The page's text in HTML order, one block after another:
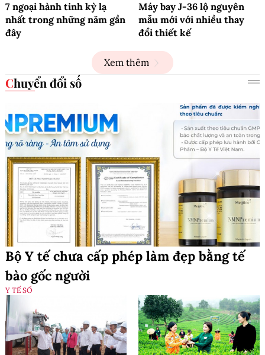
7 ngoại hành tinh kỳ lạ
nhất trong những năm gần
đây
Máy bay J-36 lộ nguyên
mẫu mới với nhiều thay
đổi thiết kế
Xem thêm
Chuyển đổi số
Bộ Y tế chưa cấp phép làm đẹp bằng tế
bào gốc người
Y TẾ SỐ